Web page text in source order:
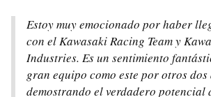
Estoy muy emocionado por haber
con el Kawasaki Racing Team y
Industries. Es un sentimiento
gran equipo como este por otros dos
demostrando el verdadero potencial